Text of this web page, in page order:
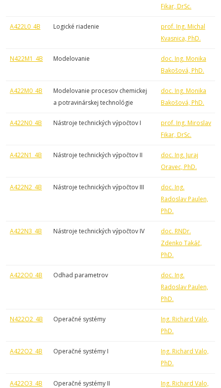
Fikar, DrSc.
A422L0_4B Logické riadenie
prof. Ing. Michal
Kvasnica, PhD.
N422M1_4B Modelovanie
doc. Ing. Monika
Bakošová, PhD.
A422M0_4B
Modelovanie procesov chemickej
a potravinárskej technológie
doc. Ing. Monika
Bakošová, PhD.
A422N0_4B Nástroje technických výpočtov I
prof. Ing. Miroslav
Fikar, DrSc.
A422N1_4B Nástroje technických výpočtov II
doc. Ing. Juraj
Oravec, PhD.
A422N2_4B Nástroje technických výpočtov III
doc. Ing.
Radoslav Paulen,
PhD.
A422N3_4B Nástroje technických výpočtov IV
doc. RNDr.
Zdenko Takáč,
PhD.
A422O0_4B Odhad parametrov
doc. Ing.
Radoslav Paulen,
PhD.
N422O2_4B Operačné systémy
Ing. Richard Valo,
PhD.
A422O2_4B Operačné systémy I
Ing. Richard Valo,
PhD.
A422O3_4B Operačné systémy II
Ing. Richard Valo,